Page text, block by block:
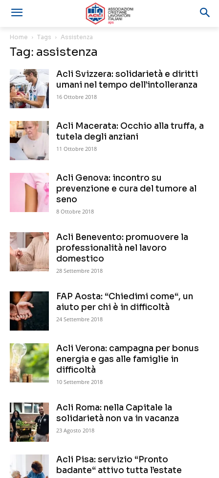
Home Tags Assistenza
Tag: assistenza
Acli Svizzera: solidarietà e diritti
umani nel tempo dell’intolleranza
16 Ottobre 2018
Acli Macerata: Occhio alla truffa, a
tutela degli anziani
11 Ottobre 2018
Acli Genova: incontro su
prevenzione e cura del tumore al
seno
8 Ottobre 2018
Acli Benevento: promuovere la
professionalità nel lavoro
domestico
28 Settembre 2018
FAP Aosta: “Chiedimi come“, un
aiuto per chi è in difficoltà
24 Settembre 2018
Acli Verona: campagna per bonus
energia e gas alle famiglie in
difficoltà
10 Settembre 2018
Acli Roma: nella Capitale la
solidarietà non va in vacanza
23 Agosto 2018
Acli Pisa: servizio “Pronto
badante“ attivo tutta l’estate